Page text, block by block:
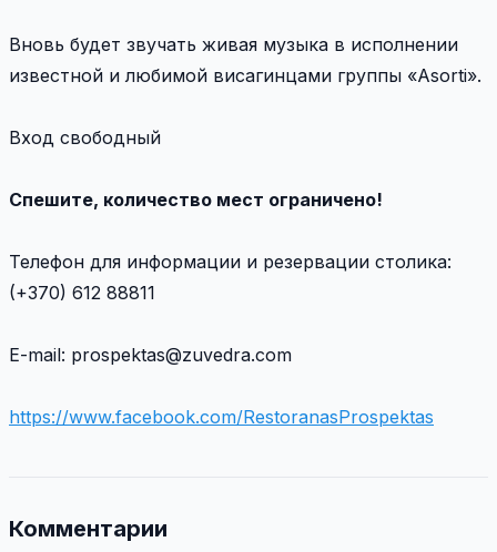
Вновь будет звучать живая музыка в исполнении
известной и любимой висагинцами группы «Asorti».
Вход свободный
Спешите, количество мест ограничено!
Телефон для информации и резервации столика:
(+370) 612 88811
E-mail: prospektas@zuvedra.com
https://www.facebook.com/RestoranasProspektas
Комментарии